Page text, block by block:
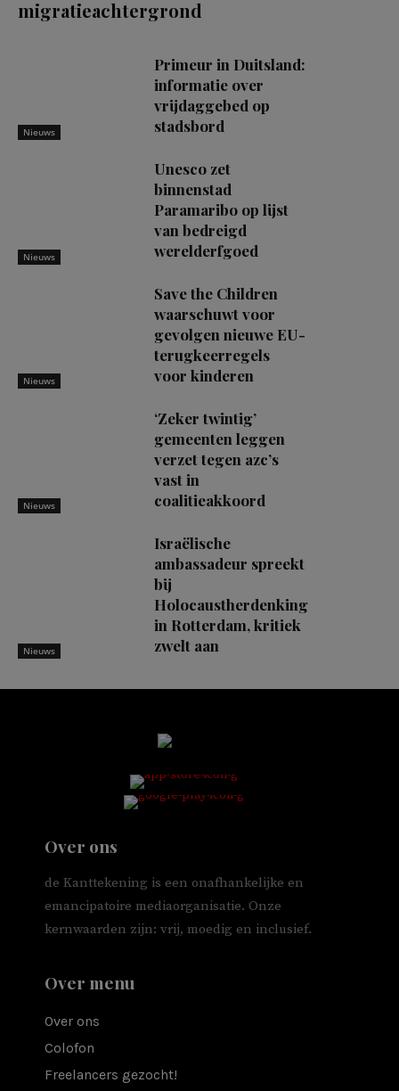
migratieachtergrond
Nieuws
Primeur in Duitsland:
informatie over
vrijdaggebed op
stadsbord
Nieuws
Unesco zet
binnenstad
Paramaribo op lijst
van bedreigd
werelderfgoed
Nieuws
Save the Children
waarschuwt voor
gevolgen nieuwe EU-
terugkeerregels
voor kinderen
Nieuws
‘Zeker twintig’
gemeenten leggen
verzet tegen azc’s
vast in
coalitieakkoord
Nieuws
Israëlische
ambassadeur spreekt
bij
Holocaustherdenking
in Rotterdam, kritiek
zwelt aan
Over ons
de Kanttekening is een onafhankelijke en
emancipatoire mediaorganisatie. Onze
kernwaarden zijn: vrij, moedig en inclusief.
Over menu
Over ons
Colofon
Freelancers gezocht!